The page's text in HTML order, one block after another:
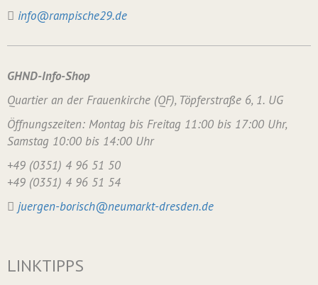
info@rampische29.de
GHND-Info-Shop
Quartier an der Frauenkirche (QF), Töpferstraße 6, 1. UG
Öffnungszeiten: Montag bis Freitag 11:00 bis 17:00 Uhr,
Samstag 10:00 bis 14:00 Uhr
+49 (0351) 4 96 51 50
+49 (0351) 4 96 51 54
juergen-borisch@neumarkt-dresden.de
LINKTIPPS